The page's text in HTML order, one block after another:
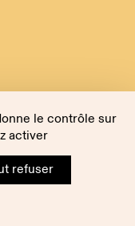
le contrôle sur
activer
refuser